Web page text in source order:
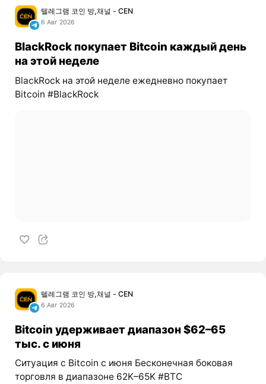
텔레그램 코인 방,채널 - CEN
6 Авг 2026
BlackRock покупает Bitcoin каждый день
на этой неделе
BlackRock на этой неделе ежедневно покупает
Bitcoin #BlackRock
텔레그램 코인 방,채널 - CEN
6 Авг 2026
Bitcoin удерживает диапазон $62–65
тыс. с июня
Ситуация с Bitcoin с июня Бесконечная боковая
торговля в диапазоне 62K–65K #BTC